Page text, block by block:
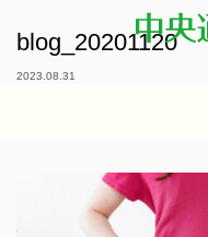
blog_20201120
2023.08.31